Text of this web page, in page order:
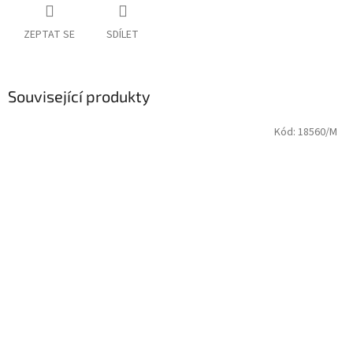
ZEPTAT SE SDÍLET
Související produkty
Kód: 18560/M